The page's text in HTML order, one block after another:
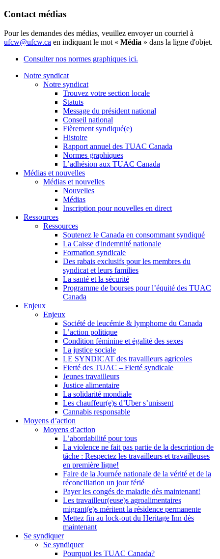
Contact médias
Pour les demandes des médias, veuillez envoyer un courriel à
ufcw@ufcw.ca en indiquant le mot « Média » dans la ligne d'objet.
Consulter nos normes graphiques ici.
Notre syndicat
Notre syndicat
Trouvez votre section locale
Statuts
Message du président national
Conseil national
Fièrement syndiqué(e)
Histoire
Rapport annuel des TUAC Canada
Normes graphiques
L’adhésion aux TUAC Canada
Médias et nouvelles
Médias et nouvelles
Nouvelles
Médias
Inscription pour nouvelles en direct
Ressources
Ressources
Soutenez le Canada en consommant syndiqué
La Caisse d'indemnité nationale
Formation syndicale
Des rabais exclusifs pour les membres du
syndicat et leurs families
La santé et la sécurité
Programme de bourses pour l’équité des TUAC
Canada
Enjeux
Enjeux
Société de leucémie & lymphome du Canada
L’action politique
Condition féminine et égalité des sexes
La justice sociale
LE SYNDICAT des travailleurs agricoles
Fierté des TUAC – Fierté syndicale
Jeunes travailleurs
Justice alimentaire
La solidarité mondiale
Les chauffeur(e)s d’Uber s’unissent
Cannabis responsable
Moyens d’action
Moyens d’action
L’abordabilité pour tous
La violence ne fait pas partie de la description de
tâche : Respectez les travailleurs et travailleuses
en première ligne!
Faire de la Journée nationale de la vérité et de la
réconciliation un jour férié
Payer les congés de maladie dès maintenant!
Les travailleur(euse)s agroalimentaires
migrant(e)s méritent la résidence permanente
Mettez fin au lock-out du Heritage Inn dès
maintenant
Se syndiquer
Se syndiquer
Pourquoi les TUAC Canada?